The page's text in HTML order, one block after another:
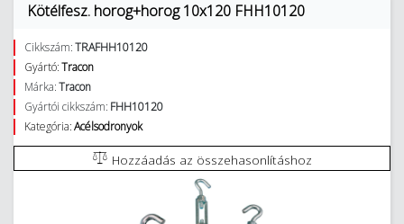
Kötélfesz. horog+horog 10x120 FHH10120
Cikkszám:TRAFHH10120
Gyártó:Tracon
Márka:Tracon
Gyártói cikkszám: FHH10120
Kategória:Acélsodronyok
Hozzáadás az összehasonlításhoz